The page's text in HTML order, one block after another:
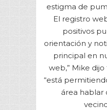
estigma de
El registro
positivos
orientación y
principal en
web,” Mike
“está
área hablar